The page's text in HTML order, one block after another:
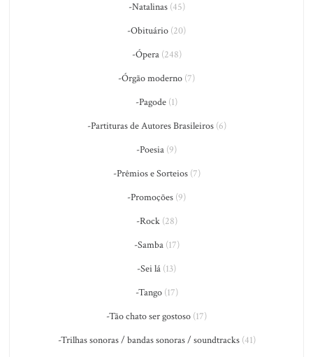
-Natalinas(45)
-Obituário (20)
-Ópera(248)
-Órgão moderno (7)
-Pagode (1)
-Partituras de Autores Brasileiros(6)
-Poesia (9)
-Prêmios e Sorteios(7)
-Promoções (9)
-Rock(28)
-Samba(17)
-Sei lá (13)
-Tango(17)
-Tão chato ser gostoso (17)
-Trilhas sonoras / bandas sonoras / soundtracks(41)